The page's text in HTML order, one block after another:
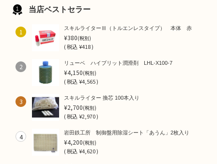
当店ベストセラー
1 スキルライターⅢ（トルエンレスタイプ） 本体 赤
¥380(税別)
(税込¥418 )
2 リューベ ハイブリット潤滑剤 LHL-X100-7
¥4,150(税別)
(税込¥4,565 )
3 スキルライター 換芯 100本入り
¥2,700(税別)
(税込¥2,970 )
4 岩田鉄工所 制御盤用除湿シート「あうん」2枚入り
¥4,200(税別)
(税込¥4,620 )